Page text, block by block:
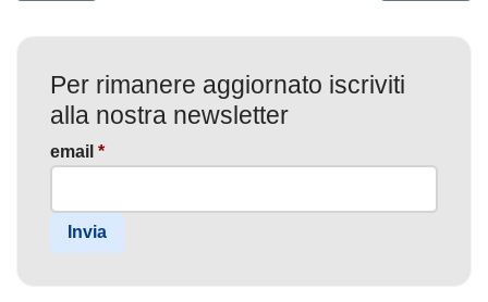
Per rimanere aggiornato iscriviti
alla nostra newsletter
email *
Invia